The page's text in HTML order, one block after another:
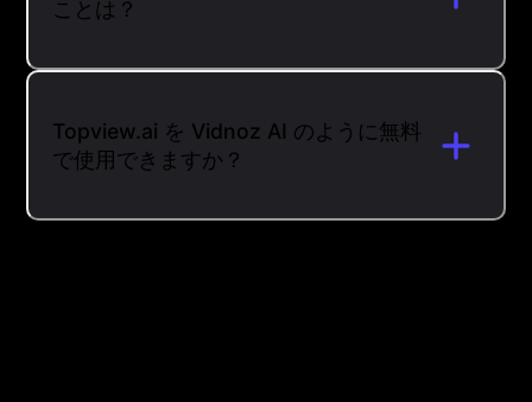
ことは？
Topview.ai を Vidnoz AI のように無料
で使用できますか？